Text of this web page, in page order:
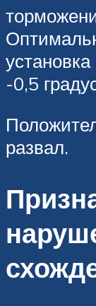
-0,5
развал.